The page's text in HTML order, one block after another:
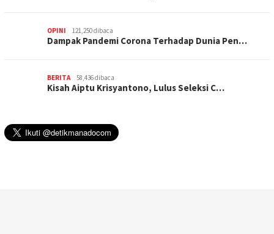
OPINI 121,250 dibaca
Dampak Pandemi Corona Terhadap Dunia Pen…
BERITA 58,436 dibaca
Kisah Aiptu Krisyantono, Lulus Seleksi C…